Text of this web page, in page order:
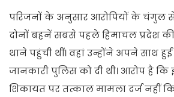
परिजनों के अनुसार आरोपियों के चंगुल
दोनों बहनें सबसे पहले हिमाचल प्रदेश
थाने पहुंची थीं। वहां उन्होंने अपने साथ
जानकारी पुलिस को दी थी। आरोप है
शिकायत पर तत्काल मामला दर्ज नहीं